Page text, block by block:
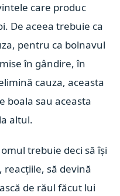
care produc
De aceea trebuie ca
pentru ca bolnavul
în gândire, în
cauza, aceasta
boala sau aceasta
altul.
trebuie deci să își
reacțiile, să devină
de răul făcut lui